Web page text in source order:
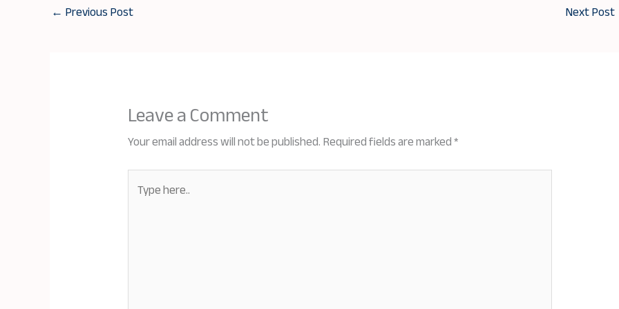
← Previous Post Next Post
Leave a Comment
Your email address will not be published.Required fields are marked*
here..